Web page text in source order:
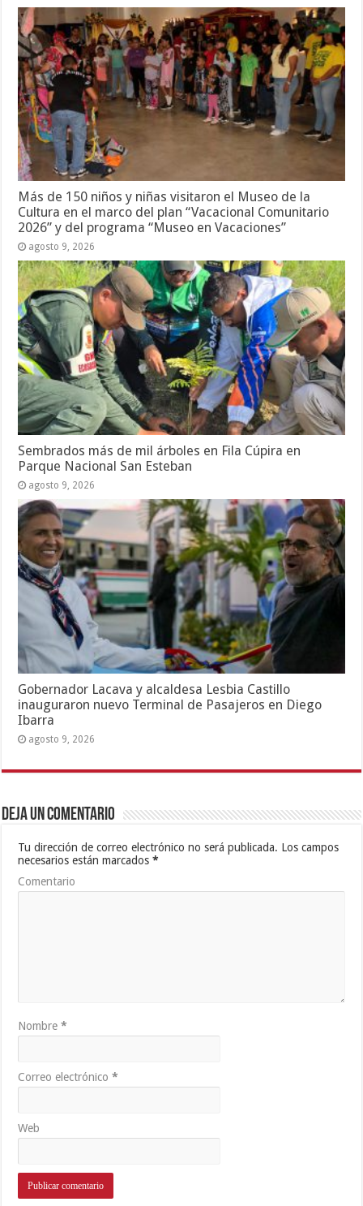
Más de 150 niños y niñas visitaron el Museo de la
Cultura en el marco del plan “Vacacional Comunitario
2026” y del programa “Museo en Vacaciones”
agosto 9, 2026
Sembrados más de mil árboles en Fila Cúpira en
Parque Nacional San Esteban
agosto 9, 2026
Gobernador Lacava y alcaldesa Lesbia Castillo
inauguraron nuevo Terminal de Pasajeros en Diego
Ibarra
agosto 9, 2026
Deja un comentario
Tu dirección de correo electrónico no será publicada. Los campos
necesarios están marcados*
Comentario
Nombre*
Correo electrónico*
Web